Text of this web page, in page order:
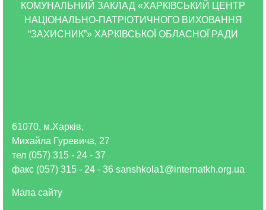
КОМУНАЛЬНИЙ ЗАКЛАД «ХАРКІВСЬКИЙ ЦЕНТР
НАЦІОНАЛЬНО-ПАТРІОТИЧНОГО ВИХОВАННЯ
“ЗАХИСНИК”» ХАРКІВСЬКОЇ ОБЛАСНОЇ РАДИ
61070, м.Харків,
Михайла Гуревича, 27
тел (057) 315 - 24 - 37
факс (057) 315 - 24 - 36 sanshkola1@internatkh.org.ua
Мапа сайту